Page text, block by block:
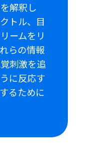
解釈し
トル、目
ームをリ
らの情報
刺激を追
に反応す
るために